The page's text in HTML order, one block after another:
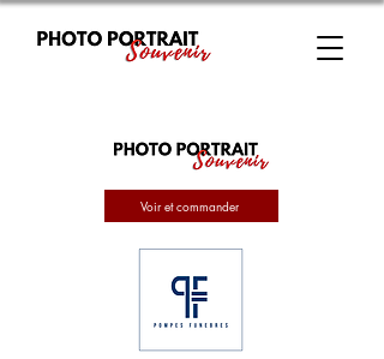
Voir et commander